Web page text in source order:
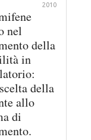
2010
nel
della
in
della
allo
di